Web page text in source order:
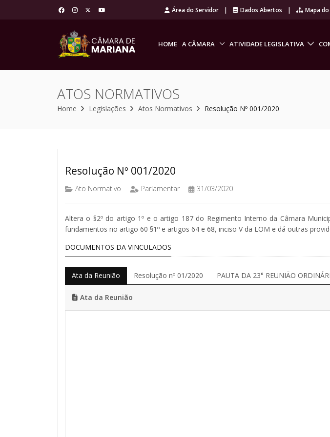
Área do Servidor | Dados Abertos | Mapa
HOME A CÂMARA ATIVIDADE LEGISLATIVA
ATOS NORMATIVOS
Home Legislações Atos Normativos Resolução Nº 001/2020
Resolução Nº 001/2020
Ato Normativo Parlamentar 31/03/2020
Altera o §2º do artigo 1º e o artigo 187 do Regimento Interno da Câmara
fundamentos no artigo 60 §1º e artigos 64 e 68, inciso V da LOM e dá outras
DOCUMENTOS DA VINCULADOS
Ata da Reunião Resolução nº 01/2020 PAUTA DA 23° REUNIÃO
Ata da Reunião